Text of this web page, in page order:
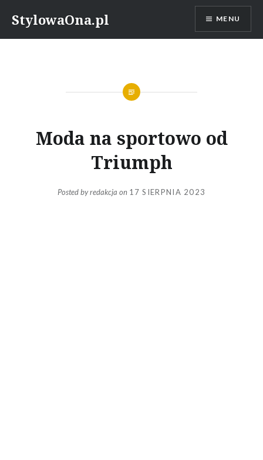
content
StylowaOna.pl MENU
Moda na sportowo od
Triumph
Posted byredakcja on 17 SIERPNIA 2023